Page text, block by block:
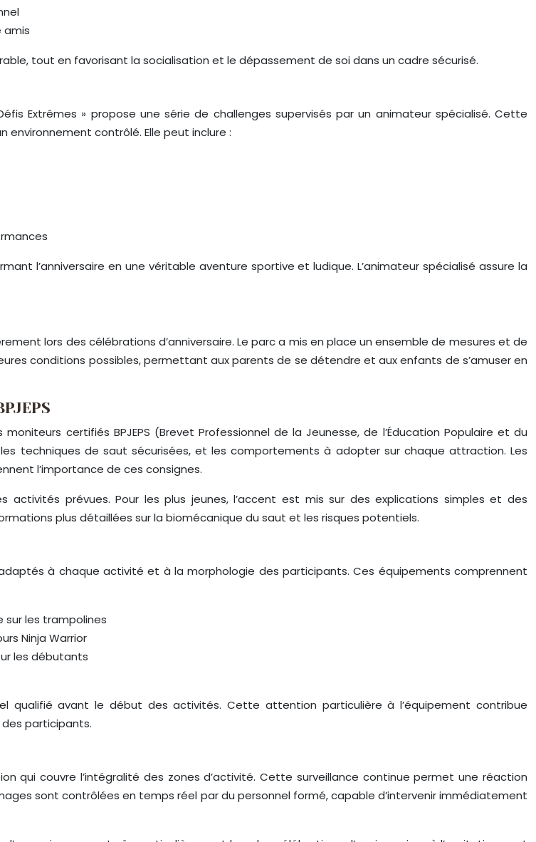
amis
tout en favorisant la socialisation et le dépassement de soi dans un cadre sécurisé.
Extrêmes » propose une série de challenges supervisés par un animateur spécialisé. Cette
environnement contrôlé. Elle peut inclure :
l’anniversaire en une véritable aventure sportive et ludique. L’animateur spécialisé assure la
lors des célébrations d’anniversaire. Le parc a mis en place un ensemble de mesures et de
conditions possibles, permettant aux parents de se détendre et aux enfants de s’amuser en
certifiés BPJEPS (Brevet Professionnel de la Jeunesse, de l’Éducation Populaire et du
techniques de saut sécurisées, et les comportements à adopter sur chaque attraction. Les
l’importance de ces consignes.
prévues. Pour les plus jeunes, l’accent est mis sur des explications simples et des
plus détaillées sur la biomécanique du saut et les risques potentiels.
à chaque activité et à la morphologie des participants. Ces équipements comprennent
les trampolines
Ninja Warrior
les débutants
qualifié avant le début des activités. Cette attention particulière à l’équipement contribue
participants.
qui couvre l’intégralité des zones d’activité. Cette surveillance continue permet une réaction
sont contrôlées en temps réel par du personnel formé, capable d’intervenir immédiatement